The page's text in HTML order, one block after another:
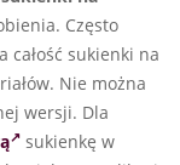
Często
całość sukienki na
Nie można
wersji. Dla
sukienkę w